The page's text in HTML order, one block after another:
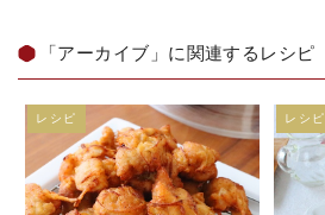
「アーカイブ」に関連するレシピ
レシピ レシピ